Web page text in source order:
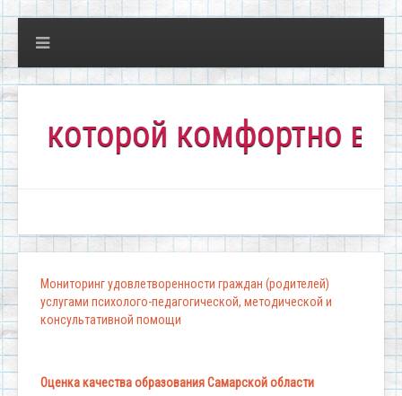
комфортно всем!"
Мониторинг удовлетворенности граждан (родителей)
услугами психолого-педагогической, методической и
консультативной помощи
Оценка качества образования Самарской области